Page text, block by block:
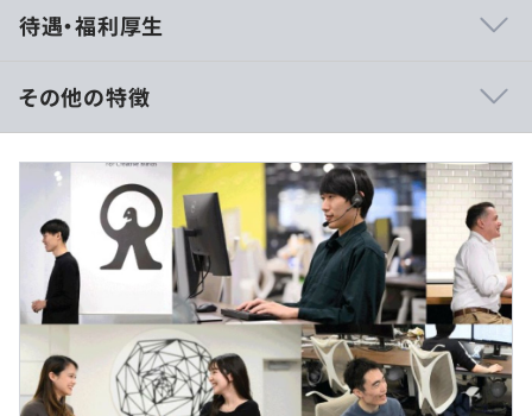
マネックス証券では基幹システムの内製化により、開発ス
不要で、社内で迅速に意思決定できるため、エンジニアは
自分のアイデアを即実現できます。急な要件変更や新規プ
ロジェクトにも対応でき、変化の激しい市場で競争力を持
つ開発が可能です。
■知識とスキルの蓄積と成長
内製化により、システムの全工程を社内で担当するため、
エンジニアは幅広い知識とスキルを習得できます。企画・
設計から開発・運用まで一貫して経験でき、技術力と業務
知識が深まります。充実した研修制度が整備され、新人か
らベテランまで継続的に成長できる環境です。
待遇・福利厚生
■年収500万～700万円
※経験やスキルに応じて決定
※固定残業代が含まれる場合もあり
(例) 固定残30時間を含む700万円の場合、
基本給438,252円＋残業手当100,209円
※30時間を超えた場合は割増賃金を支給
その他の特徴